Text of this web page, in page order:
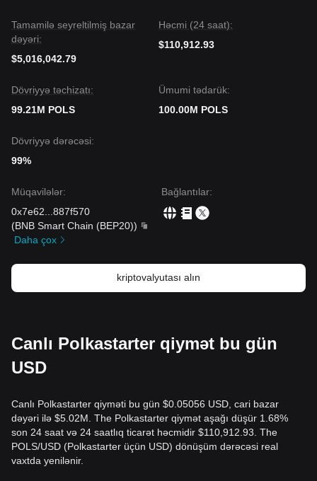
Tamamilə seyreltilmiş bazar
dəyəri:
$5,016,042.79
Həcmi (24 saat):
$110,912.93
Dövriyyə təchizatı:
99.21M POLS
Ümumi tədarük:
100.00M POLS
Dövriyyə dərəcəsi:
99%
Müqavilələr:
0x7e62
887f570
(BNB Smart Chain (BEP20))
Daha çox
Bağlantılar:
kriptovalyutası alın
Canlı Polkastarter qiymət bu gün
USD
Canlı Polkastarter qiyməti bu gün $0.05056 USD, cari bazar
dəyəri ilə $5.02M. The Polkastarter qiymət aşağı düşür 1.68%
son 24 saat və 24 saatlıq ticarət həcmidir $110,912.93. The
POLS/USD (Polkastarter üçün USD) dönüşüm dərəcəsi real
vaxtda yenilənir.